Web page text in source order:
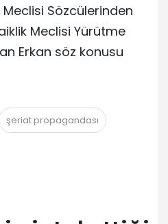
Meclisi Sözcülerinden
Meclisi Yürütme
Erkan söz konusu
şeriat propagandası